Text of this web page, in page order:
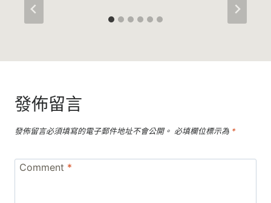
發佈留言
發佈留言必須填寫的電子郵件地址不會公開。 必填欄位標示為 *
Comment *